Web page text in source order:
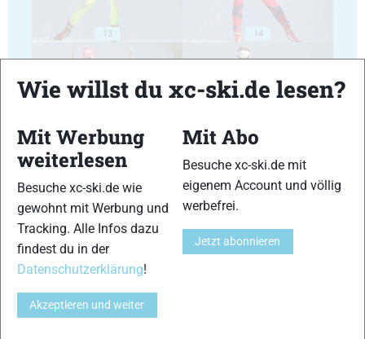
13 14
17
Wie willst du xc-ski.de lesen?
Mit Werbung
weiterlesen
Besuche xc-ski.de wie
gewohnt mit Werbung und
Tracking. Alle Infos dazu
findest du in der
Datenschutzerklärung!
Akzeptieren und weiter
Mit Abo
Besuche xc-ski.de mit
eigenem Account und völlig
werbefrei.
Jetzt abonnieren